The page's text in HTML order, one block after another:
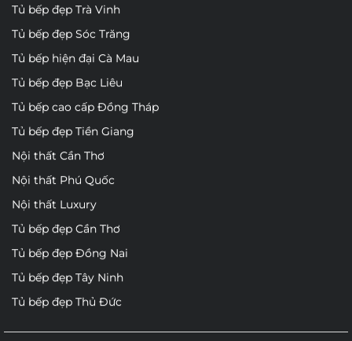
Tủ bếp đẹp Trà Vinh
Tủ bếp đẹp Sóc Trăng
Tủ bếp hiện đại Cà Mau
Tủ bếp đẹp Bạc Liêu
Tủ bếp cao cấp Đồng Tháp
Tủ bếp đẹp Tiền Giang
Nội thất Cần Thơ
Nội thất Phú Quốc
Nội thất Luxury
Tủ bếp đẹp Cần Thơ
Tủ bếp đẹp Đồng Nai
Tủ bếp đẹp Tây Ninh
Tủ bếp đẹp Thủ Đức